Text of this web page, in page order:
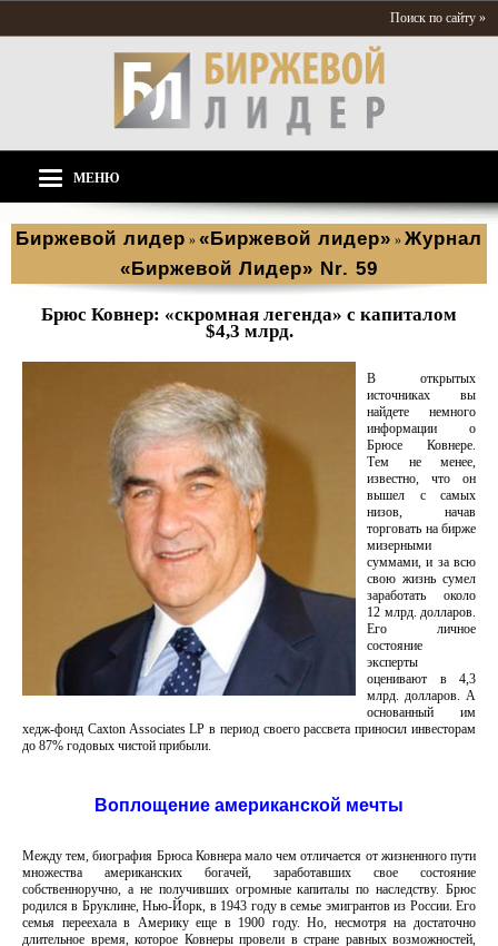
Поиск по сайту »
МЕНЮ
Биржевой лидер » «Биржевой лидер» » Журнал
«Биржевой Лидер» Nr. 59
Брюс Ковнер: «скромная легенда» с капиталом
$4,3 млрд.
В открытых
источниках вы
найдете немного
информации о
Брюсе Ковнере.
Тем не менее,
известно, что он
вышел с самых
низов, начав
торговать на бирже
мизерными
суммами, и за всю
свою жизнь сумел
заработать около
12 млрд. долларов.
Его личное
состояние
эксперты
оценивают в 4,3
млрд. долларов. А
основанный им
хедж-фонд Caxton Associates LP в период своего рассвета приносил инвесторам
до 87% годовых чистой прибыли.
Воплощение американской мечты
Между тем, биография Брюса Ковнера мало чем отличается от жизненного пути
множества американских богачей, заработавших свое состояние
собственноручно, а не получивших огромные капиталы по наследству. Брюс
родился в Бруклине, Нью-Йорк, в 1943 году в семье эмигрантов из России. Его
семья переехала в Америку еще в 1900 году. Но, несмотря на достаточно
длительное время, которое Ковнеры провели в стране равных возможностей,